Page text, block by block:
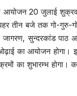
आयोजन 20 जुलाई
तीन बजे तक गो-गुरु-
जागरण, सुन्दरकांड
ओढ़ाई का आयोजन
का शुभारम्भ